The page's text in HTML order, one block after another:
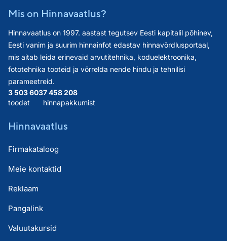
Mis on Hinnavaatlus?
Hinnavaatlus on 1997. aastast tegutsev Eesti kapitalil põhinev,
Eesti vanim ja suurim hinnainfot edastav hinnavõrdlusportaal,
mis aitab leida erinevaid arvutitehnika, koduelektroonika,
fototehnika tooteid ja võrrelda nende hindu ja tehnilisi
parameetreid.
3 503 603
toodet
7 458 208
hinnapakkumist
Hinnavaatlus
Firmakataloog
Meie kontaktid
Reklaam
Pangalink
Valuutakursid